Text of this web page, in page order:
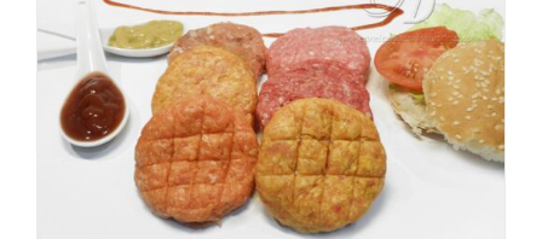
opciones
se
pueden
elegir
en
la
página
de
producto